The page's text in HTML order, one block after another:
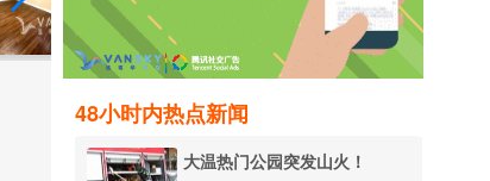
48小时内热点新闻
大温热门公园突发山火！